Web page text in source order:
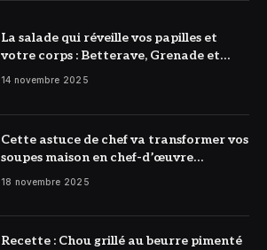
La salade qui réveille vos papilles et
votre corps : Betterave, Grenade et
Citron à l’honneur
14 novembre 2025
Cette astuce de chef va transformer vos
soupes maison en chef-d’œuvre
réconfortant
18 novembre 2025
Recette : Chou grillé au beurre pimenté